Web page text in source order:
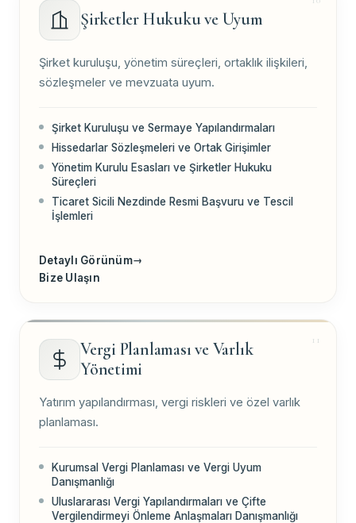
Şirketler Hukuku ve Uyum
Şirket kuruluşu, yönetim süreçleri, ortaklık ilişkileri,
sözleşmeler ve mevzuata uyum.
Şirket Kuruluşu ve Sermaye Yapılandırmaları
Hissedarlar Sözleşmeleri ve Ortak Girişimler
Yönetim Kurulu Esasları ve Şirketler Hukuku
Süreçleri
Ticaret Sicili Nezdinde Resmi Başvuru ve Tescil
İşlemleri
Detaylı Görünüm→
Bize Ulaşın
Vergi Planlaması ve Varlık
Yönetimi
Yatırım yapılandırması, vergi riskleri ve özel varlık
planlaması.
Kurumsal Vergi Planlaması ve Vergi Uyum
Danışmanlığı
Uluslararası Vergi Yapılandırmaları ve Çifte
Vergilendirmeyi Önleme Anlaşmaları Danışmanlığı